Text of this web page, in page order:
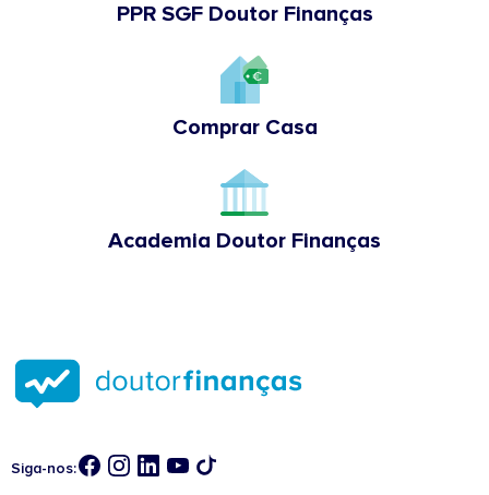
PPR SGF Doutor Finanças
Comprar Casa
Academia Doutor Finanças
Siga-nos: